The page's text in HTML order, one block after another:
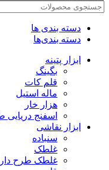
دسته بندی ها
دسته بندی‌ها
ابزار پتینه
بگینگ
قلم کات
ماله استیل
هزار خار
اسفنج
ابزار نقاشی
سنباده
غلطک
غلطک طرح دار